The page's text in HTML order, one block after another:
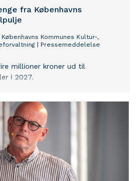
fra Københavns
Københavns Kommunes Kultur-,
Pressemeddelelse
millioner kroner ud til
i 2027.